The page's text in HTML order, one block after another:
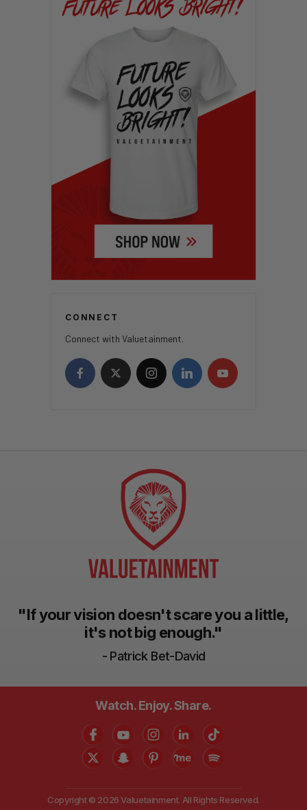
CONNECT
Connect with Valuetainment.
"If your vision doesn't scare you a little,
it's not big enough."
- Patrick Bet-David
Watch. Enjoy. Share.
Copyright © 2026 Valuetainment. All Rights Reserved.